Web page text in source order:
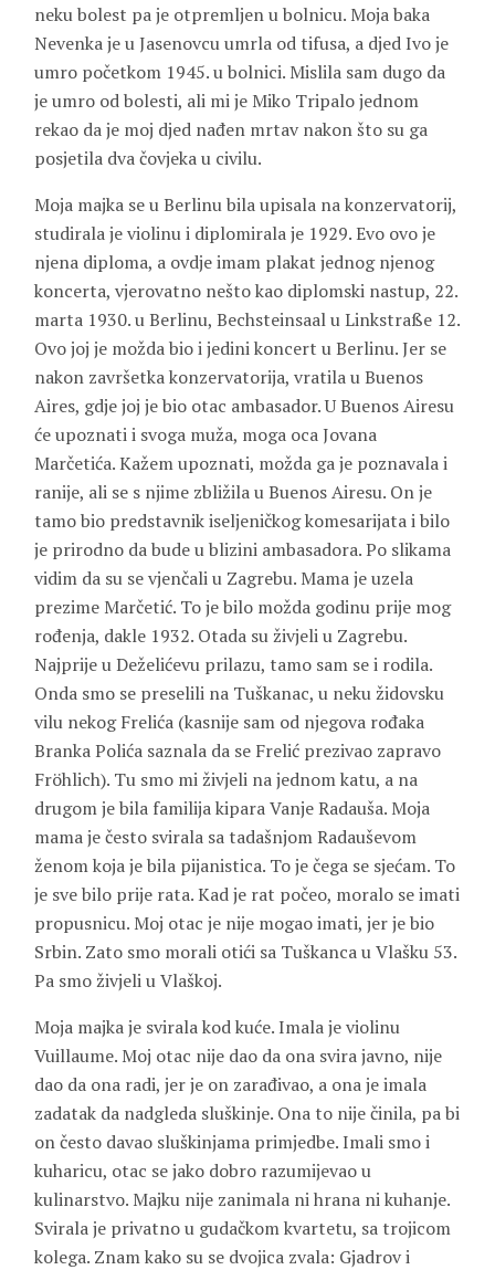
neku bolest pa je otpremljen u bolnicu. Moja baka
Nevenkaje u Jasenovcu umrla od tifusa, a djed Ivo je
umro početkom 1945. u bolnici. Mislila sam dugo da
je umro od bolesti, ali mi je Miko Tripalojednom
rekao da je moj djed nađen mrtav nakon što su ga
posjetila dva čovjeka u civilu.
Moja majka se u Berlinu bila upisala na konzervatorij,
studirala je violinu i diplomirala je 1929. Evo ovo je
njena diploma, a ovdje imam plakat jednog njenog
koncerta, vjerovatno nešto kao diplomski nastup, 22.
marta 1930. u Berlinu, Bechsteinsaal u Linkstraße 12.
Ovo joj je možda bio i jedini koncert u Berlinu. Jer se
nakon završetka konzervatorija, vratila u Buenos
Aires, gdje joj je bio otac ambasador. U Buenos Airesu
će upoznati i svoga muža, moga ocaJovana
Marčetića. Kažem upoznati, možda ga je poznavala i
ranije, ali se s njime zbližila u Buenos Airesu. On je
tamo bio predstavnik iseljeničkog komesarijata i bilo
je prirodno da bude u blizini ambasadora. Po slikama
vidim da su se vjenčali u Zagrebu. Mama je uzela
prezime Marčetić. To je bilo možda godinu prije mog
rođenja, dakle 1932. Otada su živjeli u Zagrebu.
Najprije u Deželićevu prilazu, tamo sam se i rodila.
Onda smo se preselili na Tuškanac, u neku židovsku
vilu nekogFrelića (kasnije sam od njegova rođaka
Branka Polića saznala da se Frelić prezivao zapravo
Fröhlich). Tu smo mi živjeli na jednom katu, a na
drugom je bila familija kiparaVanje Radauša. Moja
mama je često svirala sa tadašnjom Radauševom
ženom koja je bila pijanistica. To je čega se sjećam. To
je sve bilo prije rata. Kad je rat počeo, moralo se imati
propusnicu. Moj otac je nije mogao imati, jer je bio
Srbin. Zato smo morali otići sa Tuškanca u Vlašku 53.
Pa smo živjeli u Vlaškoj.
Moja majka je svirala kod kuće. Imala je violinu
Vuillaume. Moj otac nije dao da ona svira javno, nije
dao da ona radi, jer je on zarađivao, a ona je imala
zadatak da nadgleda sluškinje. Ona to nije činila, pa bi
on često davao sluškinjama primjedbe. Imali smo i
kuharicu, otac se jako dobro razumijevao u
kulinarstvo. Majku nije zanimala ni hrana ni kuhanje.
Svirala je privatno u gudačkom kvartetu, sa trojicom
kolega. Znam kako su se dvojica zvala: Gjadrovi